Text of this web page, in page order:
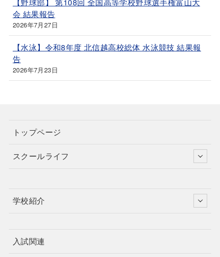
会 結果報告
2026年7月27日
【水泳】令和8年度 北信越高校総体 水泳競技 結果報
告
2026年7月23日
トップページ
スクールライフ
学校紹介
入試関連